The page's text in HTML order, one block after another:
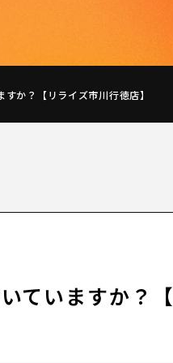
か？【リライズ市川行徳店】
ていますか？